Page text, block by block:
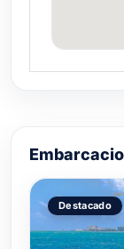
Destacado